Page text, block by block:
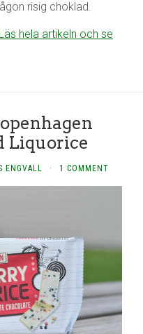
risig choklad.
Läs hela artikeln och se
Liquorice
ENGVALL · 1 COMMENT